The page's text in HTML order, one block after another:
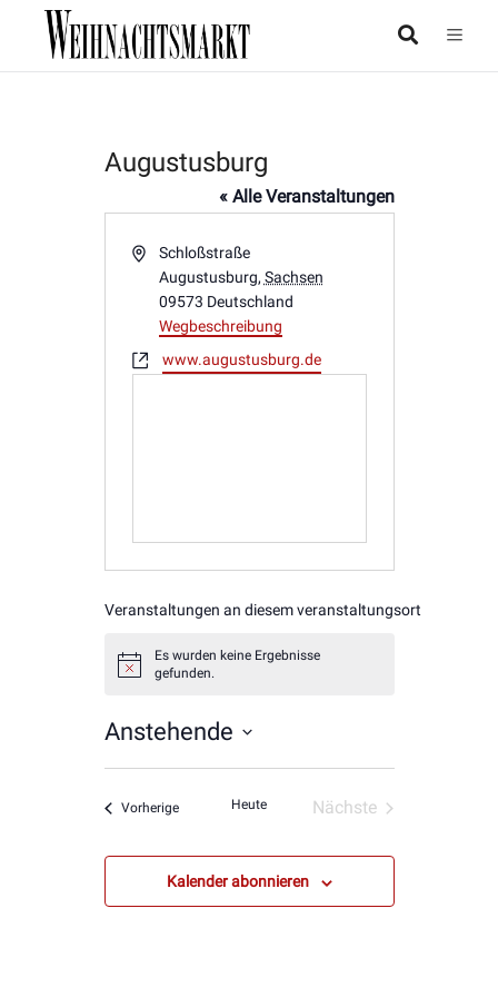
Augustusburg
« Alle Veranstaltungen
AdresseSchloßstraße
Augustusburg, Sachsen
09573 Deutschland
Wegbeschreibung
Webseitewww.augustusburg.de
Veranstaltungen an diesem veranstaltungsort
Hinweis
Es wurden keine Ergebnisse
gefunden.
Anstehende
Datum
VorherigeVeranstaltungen
Heute
Nächste
Kalender abonnieren